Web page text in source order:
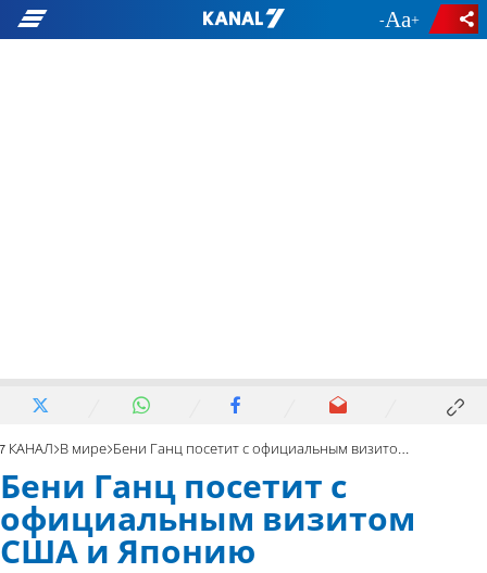
- +
7 КАНАЛ В мире Бени Ганц посетит с официальным визитом США и Японию
Бени Ганц посетит с
официальным визитом
США и Японию